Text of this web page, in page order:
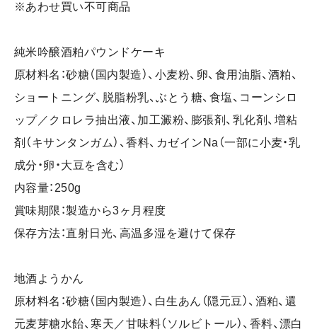
※あわせ買い不可商品
純米吟醸酒粕パウンドケーキ
原材料名：砂糖（国内製造）、小麦粉、卵、食用油脂、酒粕、
ショートニング、脱脂粉乳、ぶとう糖、食塩、コーンシロ
ップ／クロレラ抽出液、加工澱粉、膨張剤、乳化剤、増粘
剤（キサンタンガム）、香料、カゼインNa（一部に小麦・乳
成分・卵・大豆を含む）
内容量：250g
賞味期限：製造から3ヶ月程度
保存方法：直射日光、高温多湿を避けて保存
地酒ようかん
原材料名：砂糖（国内製造）、白生あん（隠元豆）、酒粕、還
元麦芽糖水飴、寒天／甘味料（ソルビトール）、香料、漂白